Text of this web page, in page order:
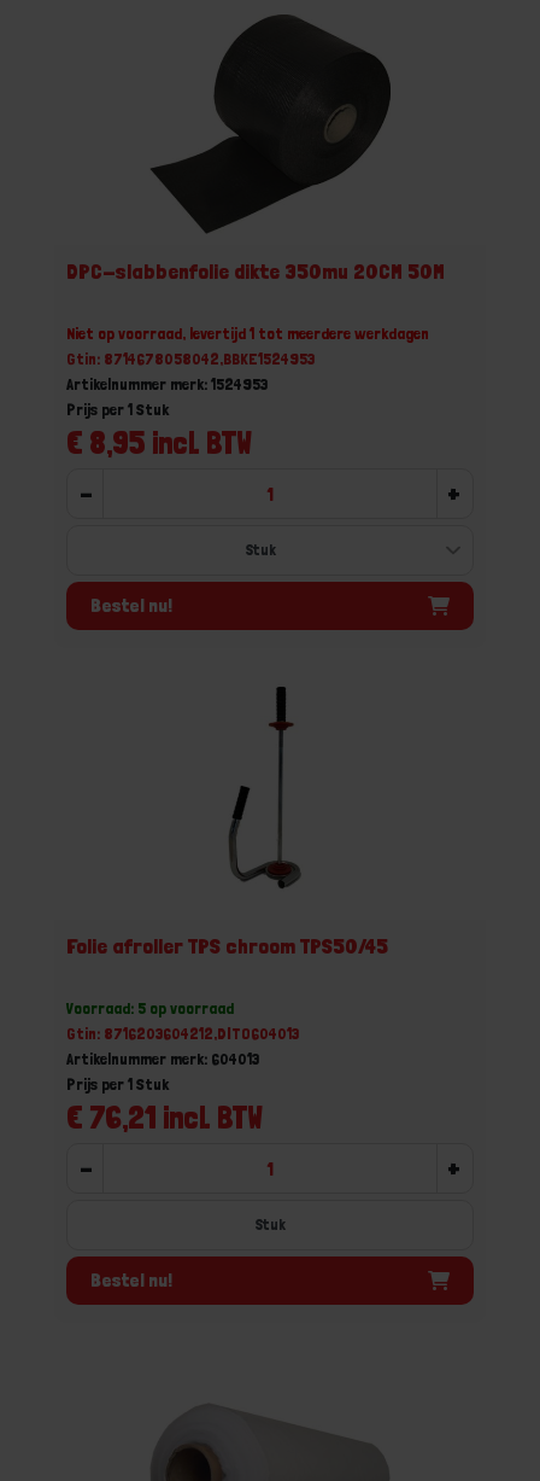
DPC-slabbenfolie dikte 350mu 20CM 50M
Niet op voorraad, levertijd 1 tot meerdere werkdagen
Gtin: 8714678058042,BBKE1524953
Artikelnummer merk: 1524953
€ 8,95 incl. BTW
Prijs per 1 Stuk
- +
Bestel nu!
Folie afroller TPS chroom TPS50/45
Voorraad: 5 op voorraad
Gtin: 8716203604212,DITO604013
Artikelnummer merk: 604013
€ 76,21 incl. BTW
Prijs per 1 Stuk
- +
Stuk
Bestel nu!